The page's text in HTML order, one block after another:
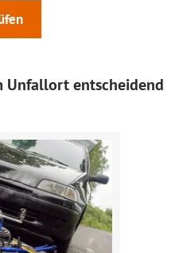
Unfallort entscheidend